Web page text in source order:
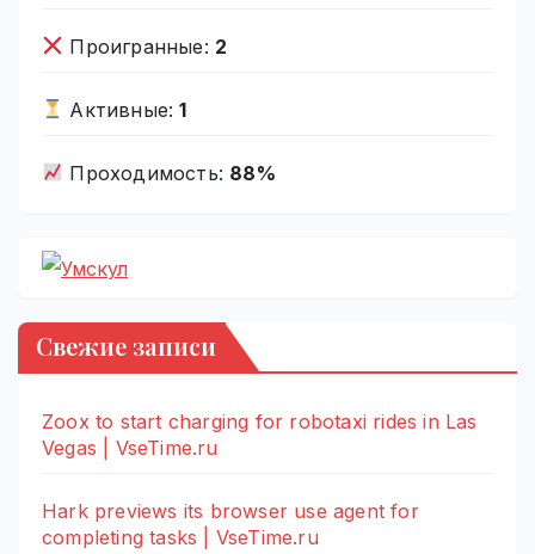
Проигранные: 2
Активные:1
Проходимость: 88%
Свежие записи
Zoox to start charging for robotaxi rides in Las
Vegas | VseTime.ru
Hark previews its browser use agent for
completing tasks | VseTime.ru